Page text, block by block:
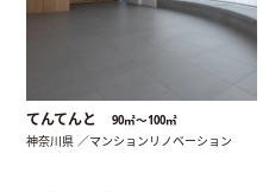
てんてんと 90㎡〜100㎡
神奈川県 ／マンションリノベーション